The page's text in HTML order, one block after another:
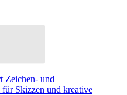
Zeichen- und
Skizzen und kreative